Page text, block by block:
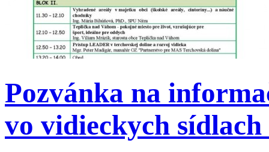
Pozvánka na
vo vidieckych sídlach